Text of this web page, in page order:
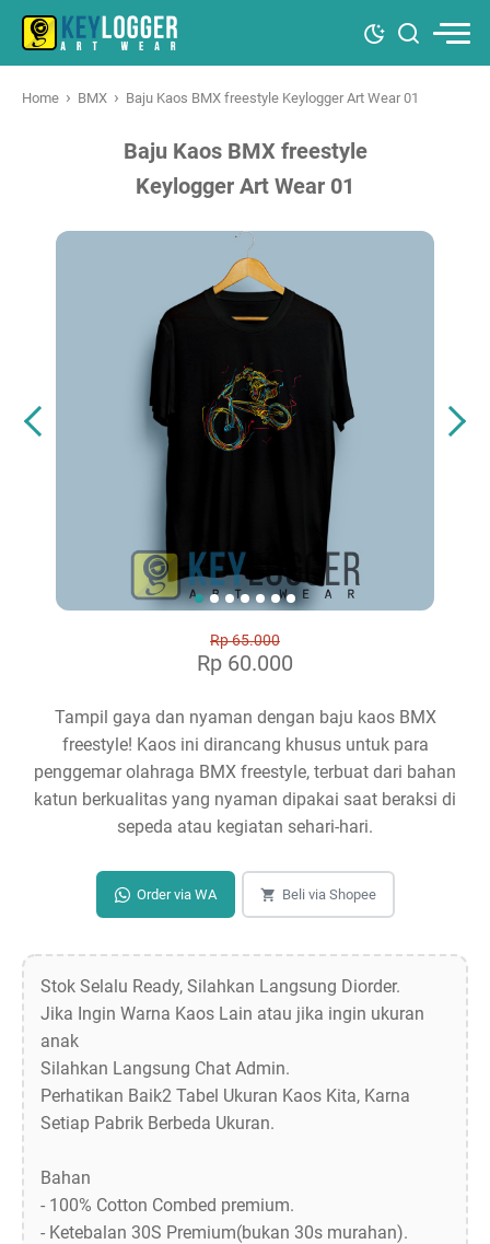
Home › BMX › Baju Kaos BMX freestyle Keylogger Art Wear 01
Baju Kaos BMX freestyle
Keylogger Art Wear 01
Rp 65.000
Rp 60.000
Tampil gaya dan nyaman dengan baju kaos BMX
freestyle! Kaos ini dirancang khusus untuk para
penggemar olahraga BMX freestyle, terbuat dari bahan
katun berkualitas yang nyaman dipakai saat beraksi di
sepeda atau kegiatan sehari-hari.
Order via WA Beli via Shopee
Stok Selalu Ready, Silahkan Langsung Diorder.
Jika Ingin Warna Kaos Lain atau jika ingin ukuran
anak
Silahkan Langsung Chat Admin.
Perhatikan Baik2 Tabel Ukuran Kaos Kita, Karna
Setiap Pabrik Berbeda Ukuran.
Bahan
- 100% Cotton Combed premium.
- Ketebalan 30S Premium(bukan 30s murahan).